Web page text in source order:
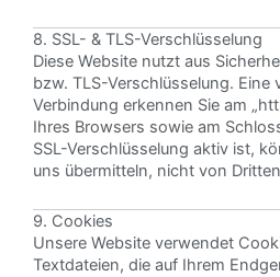
8. SSL- & TLS-Verschlüsselung
Diese Website nutzt aus
bzw. TLS-Verschlüsselung. Eine
Verbindung erkennen Sie am
Ihres Browsers sowie am
SSL-Verschlüsselung aktiv ist,
uns übermitteln, nicht von
9. Cookies
Unsere Website verwendet
Textdateien, die auf Ihrem